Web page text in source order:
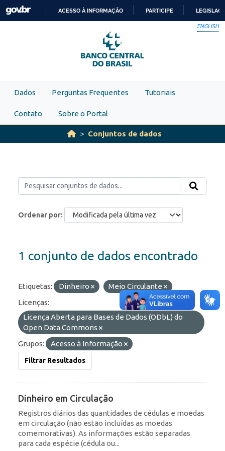
Skip to main content
PARA
O
CONTEÚDO
ACESSO À INFORMAÇÃO PARTICIPE
ENGLISH
Dados Perguntas Frequentes Tutoriais
Contato Sobre o Portal
Conjuntos de dados
Ordenar por
1 conjunto de dados encontrado
Etiquetas: Dinheiro
Meio Circulante
Licenças:
Licença Aberta para Bases de Dados (ODbL) do
Open Data Commons
Grupos:
Acesso à Informação
Filtrar Resultados
Dinheiro em Circulação
Registros diários das quantidades de cédulas e moedas
em circulação (não estão incluídas as moedas
comemorativas). As informações estão separadas
para cada espécie (cédula ou...